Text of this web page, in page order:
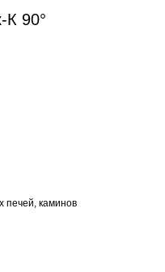
К 90°
печей, каминов